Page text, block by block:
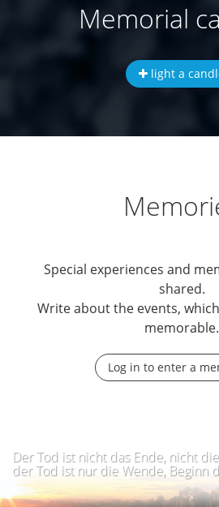
Memorial
light a
Special experiences and
shared.
Write about the events,
memorable.
Log in to enter a
Der Tod ist nicht das Ende, nicht
der Tod ist nur die Wende, Beginn